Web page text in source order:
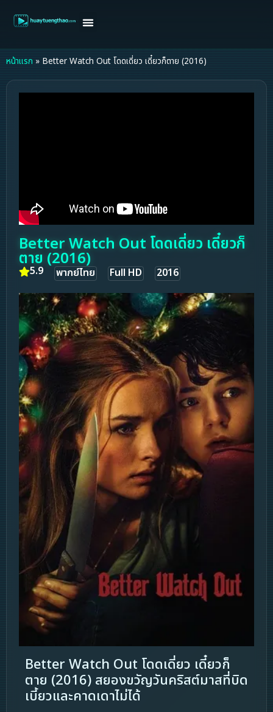
หน้าแรก » Better Watch Out โดดเดี่ยว เดี๋ยวก็ตาย (2016)
Better Watch Out โดดเดี่ยว เดี๋ยวก็
ตาย (2016)
5.9 พากย์ไทย Full HD 2016
Better Watch Out โดดเดี่ยว เดี๋ยวก็
ตาย (2016) สยองขวัญวันคริสต์มาสที่บิด
เบี้ยวและคาดเดาไม่ได้